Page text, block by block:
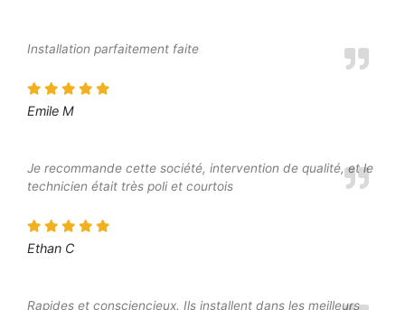
Installation parfaitement faite
Emile M
Je recommande cette société, intervention de qualité, et le
technicien était très poli et courtois
Ethan C
Rapides et consciencieux. Ils installent dans les meilleurs